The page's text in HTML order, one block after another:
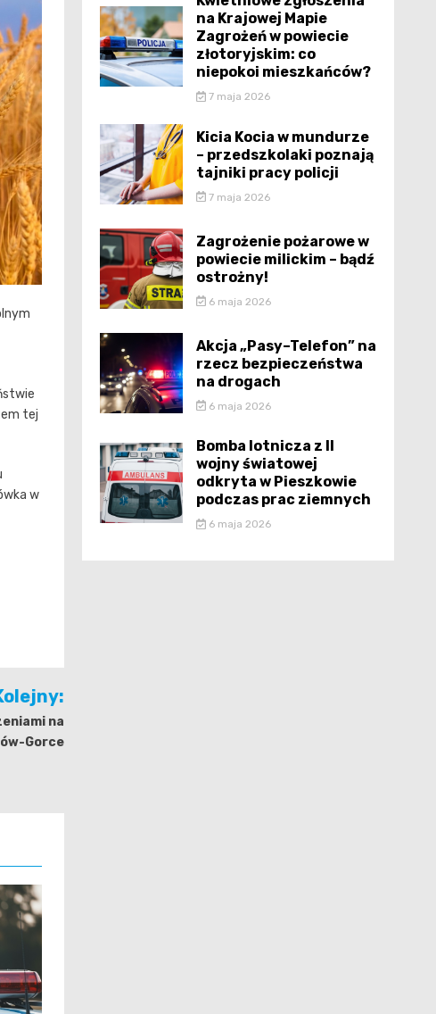
tej
w
na
Gorce
na Krajowej Mapie
Zagrożeń w powiecie
złotoryjskim: co
niepokoi mieszkańców?
7 maja 2026
Kicia Kocia w mundurze
– przedszkolaki poznają
tajniki pracy policji
7 maja 2026
Zagrożenie pożarowe w
powiecie milickim – bądź
ostrożny!
6 maja 2026
Akcja „Pasy–Telefon” na
rzecz bezpieczeństwa
na drogach
6 maja 2026
Bomba lotnicza z II
wojny światowej
odkryta w Pieszkowie
podczas prac ziemnych
6 maja 2026